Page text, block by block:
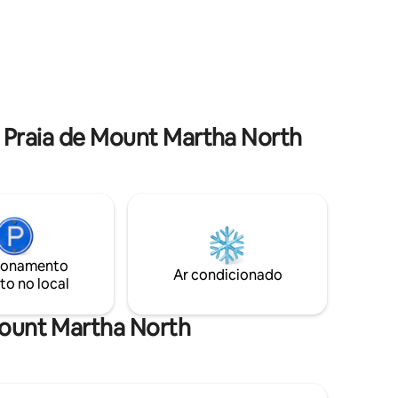
de Mount Martha North
no local
Ar condicionado
Martha North